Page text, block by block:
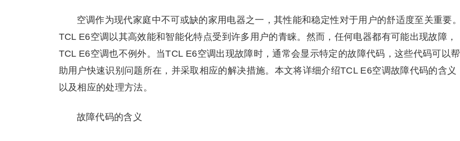
空调作为现代家庭中不可或缺的家用电器之一，其性能和稳定性对于用户的舒适度至关重要。
TCL E6空调以其高效能和智能化特点受到许多用户的青睐。然而，任何电器都有可能出现故障，
TCL E6空调也不例外。当TCL E6空调出现故障时，通常会显示特定的故障代码，这些代码可以帮
助用户快速识别问题所在，并采取相应的解决措施。本文将详细介绍TCL E6空调故障代码的含义
以及相应的处理方法。
故障代码的含义